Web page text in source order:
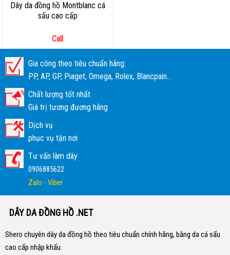
Dây da đồng hồ Montblanc cá
sấu cao cấp
Call
Gia công theo tiêu chuẩn hãng:
PP, AP, GP, Piaget, Omega, Rolex, Blancpain...
Chất lượng tốt nhất
Giá trị tương đương hãng
Dịch vụ
phục vụ tận nơi
Tư vấn làm dây
0906885622
Zalo - Viber
DÂY DA ĐỒNG HỒ .NET
Shero chuyên dây da đồng hồ theo tiêu chuẩn chính hãng, bằng da cá sấu
cao cấp nhập khẩu.